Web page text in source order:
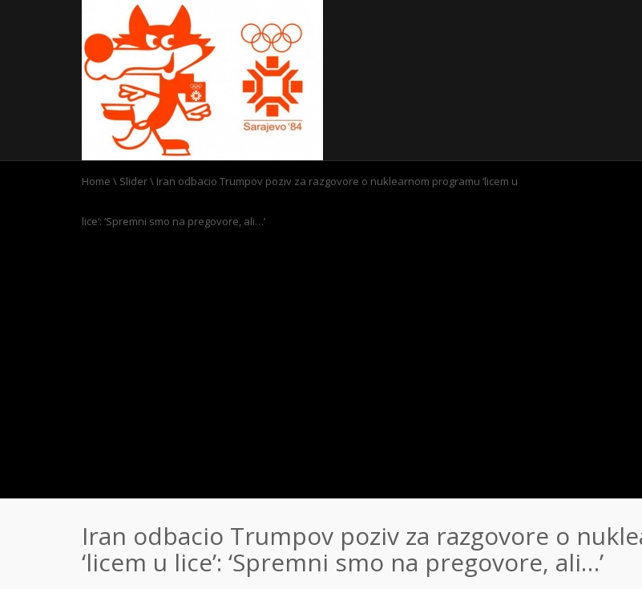
Home \ Slider\ Iran odbacio Trumpov poziv za razgovore o nuklearnom programu ‘licem u
lice’: ‘Spremni smo na pregovore, ali…’
Iran odbacio Trumpov poziv za razgovore o
‘licem u lice’: ‘Spremni smo na pregovore, ali…’